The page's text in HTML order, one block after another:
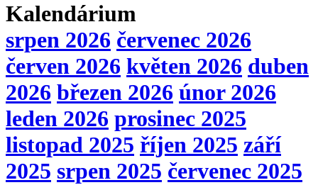
Kalendárium
srpen 2026 červenec 2026
červen 2026 květen 2026 duben
2026 březen 2026 únor 2026
leden 2026 prosinec 2025
listopad 2025 říjen 2025 září
2025 srpen 2025 červenec 2025